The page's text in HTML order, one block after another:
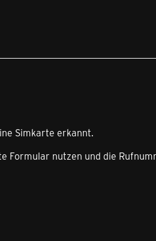
Simkarte erkannt.
Formular nutzen und die